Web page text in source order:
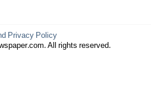
Privacy Policy
All rights reserved.